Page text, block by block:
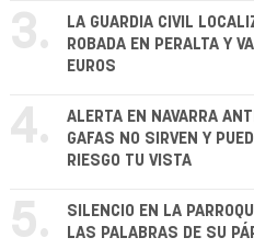
3.
LA GUARDIA CIVIL
ROBADA EN PERALTA Y
EUROS
4.
ALERTA EN NAVARRA
GAFAS NO SIRVEN Y
RIESGO TU VISTA
5.
SILENCIO EN LA
LAS PALABRAS DE SU